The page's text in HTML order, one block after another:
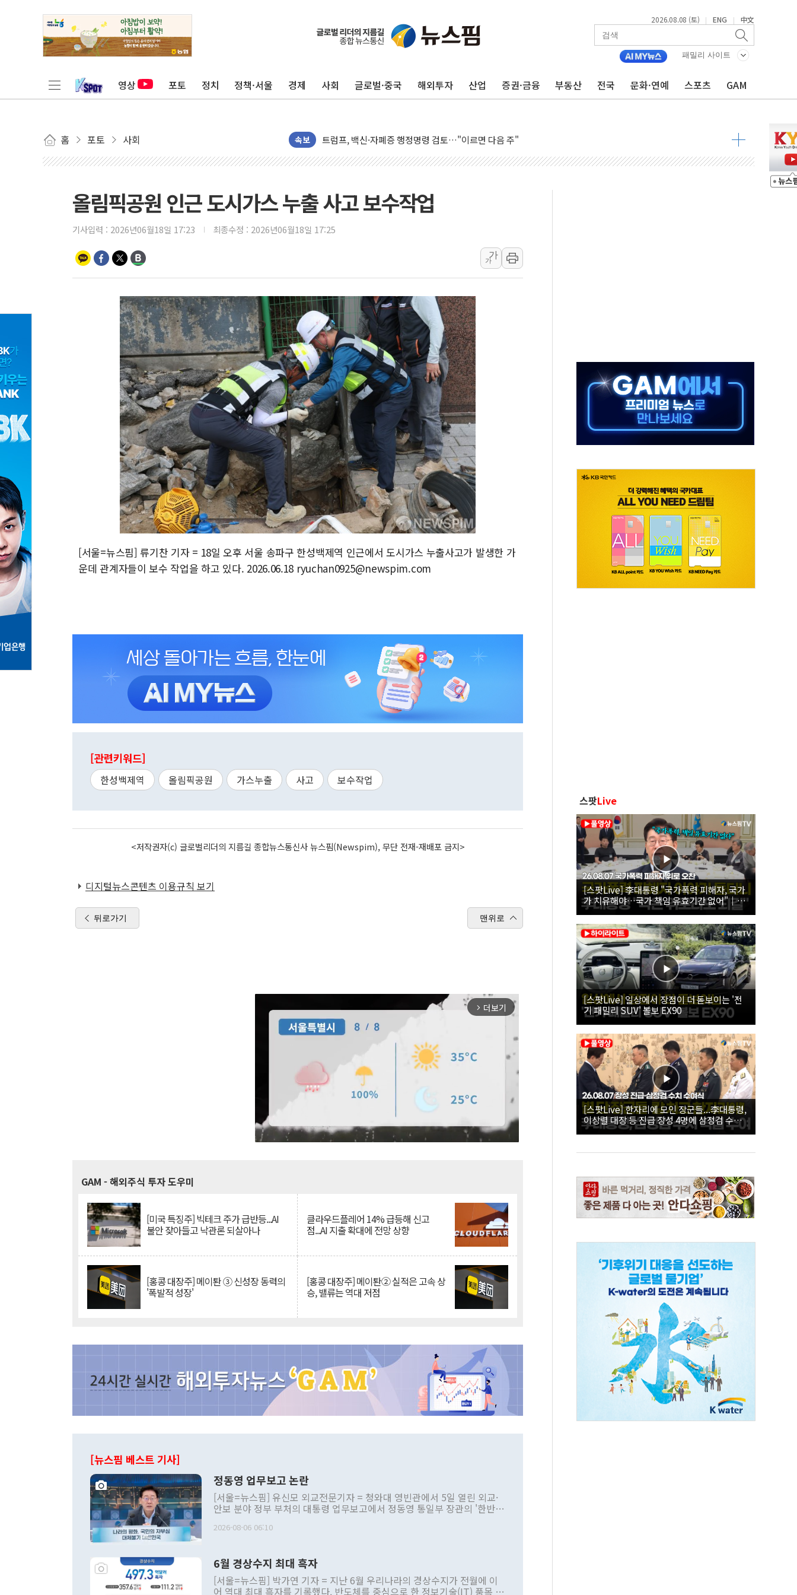
2026.08.08 (토) | ENG | 中文
패밀리 사이트
영상 포토 정치 정책·서울 경제 사회 글로벌·중국 해외투자 산업 증권·금융 부동산 전국 문화·연예 스포츠 GAM
홈 포토 사회 속보
한상협, 업계 개인정보 보안 새판 짠다…'자율규제단체' 타진
뉴욕증시, 고용 쇼크에 금리 인상 우려 후퇴…S&P500 최고치
유럽증시, 美 고용 예상 밖 부진에 연준 금리 인상 가능성 낮아지며 상승… STOXX 600 지수는 나흘 연속 최고치
미 연준 매파 기세 꺾이나…고용 감소에 9월 동결 전망 우세
트럼프, 백신·자폐증 행정명령 검토…"이르면 다음 주"
美 항소법원, 백악관 무도회장 공사 중단 명령…트럼프 제동
美 고용 쇼크에 엔화 장중 급등…시장은 "또 개입했나" 촉각
[AI MY 뉴스] 뉴욕 반도체주 프리뷰...美 고용 쇼크에 반도체주 '활짝'
뉴욕증시 프리뷰, 美 고용 쇼크에 금리 인상 우려 후퇴…나스닥 선물 1%대 상승
[종합] 美 7월 고용 2만3000명 감소 '쇼크'…9월 금리 인상 기대 후퇴
[사진] 이슬람 수니파 3개국, 공동방위협정 체결
뉴욕증시 개장 전 특징주...아틀라시안·클라우드플레어·태양광주↑ VS 트레이드데스크·웬디스↓
보훈부, 미 DPAA와 MOU… "6·25 미군 실종자 7359명 끝까지 찾겠다"
트럼프 "금리 내려야"…파월 때와 달리 워시엔 톤 낮춰
특정 정치인 측근 포항시 정책특보 내정설...포항시 '시끌'
올림픽공원 인근 도시가스 누출 사고 보수작업
기사입력 : 2026년06월18일 17:23 최종수정 : 2026년06월18일 17:25
가
가
[서울=뉴스핌] 류기찬 기자 = 18일 오후 서울 송파구 한성백제역 인근에서 도시가스 누출사고가 발생한 가
운데 관계자들이 보수 작업을 하고 있다. 2026.06.18 ryuchan0925@newspim.com
[관련키워드]
한성백제역 올림픽공원 가스누출 사고 보수작업
<저작권자(c) 글로벌리더의 지름길 종합뉴스통신사 뉴스핌(Newspim), 무단 전재-재배포 금지>
디지털뉴스콘텐츠 이용규칙 보기
뒤로가기 맨위로
arrow_forward_ios 더보기
GAM - 해외주식 투자 도우미
[미국 특징주] 빅테크 주가 급반등...AI
불안 잦아들고 낙관론 되살아나
클라우드플레어 14% 급등해 신고
점...AI 지출 확대에 전망 상향
[홍콩 대장주] 메이퇀 ③ 신성장 동력의
'폭발적 성장'
[홍콩 대장주] 메이퇀② 실적은 고속 상
승, 밸류는 역대 저점
[뉴스핌 베스트 기사]
정동영 업무보고 논란
[서울=뉴스핌] 유신모 외교전문기자 = 청와대 영빈관에서 5일 열린 외교·
안보 분야 정부 부처의 대통령 업무보고에서 정동영 통일부 장관의 '한반도
발언 중에는 정부 내 조율을 거치지 않은 사안을 정책으로 추진하겠다고 공
주의적 희망에 근거한 비현실적 구상'이라는 비판을 내놨다. 그동안 정 장
관의 대북 정책 관련 발언이 물의를 빚은 적은 여러 번 있지만 대통령과 유
관 부처 장관이 공개적으로 부정적 입장을 표명한 것은 이례적이다. 정 장
2026-08-06 06:10
6월 경상수지 최대 흑자
[서울=뉴스핌] 박가연 기자 = 지난 6월 우리나라의 경상수지가 전월에 이
어 역대 최대 흑자를 기록했다. 반도체를 중심으로 한 정보기술(IT) 품목 수
스팟Live
[스팟Live] 李대통령 "국가폭력 피해자, 국가
가 치유해야…국가 책임 유효기간 없어"｜
26.08.07 국가폭력 피해자 위로 오찬
[스팟Live] 일상에서 장점이 더 돋보이는 '전
기 패밀리 SUV' 볼보 EX90
[스팟Live] 한자리에 모인 장군들...李대통령,
이상렬 대장 등 진급 장성 4명에 삼정검 수치
직접 수여｜26.08.07 장성 진급·삼정검 수치